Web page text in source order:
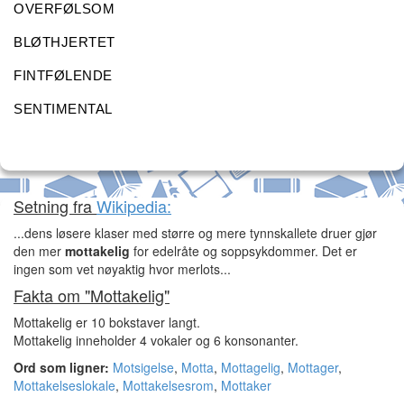
OVERFØLSOM
BLØTHJERTET
FINTFØLENDE
SENTIMENTAL
Setning fraWikipedia:
...dens løsere klaser med større og mere tynnskallete druer gjør
den mer mottakelig for edelråte og soppsykdommer. Det er
ingen som vet nøyaktig hvor merlots...
Fakta om "Mottakelig"
Mottakelig er 10 bokstaver langt.
Mottakelig inneholder 4 vokaler og 6 konsonanter.
Ord som ligner: Motsigelse, Motta, Mottagelig, Mottager,
Mottakelseslokale, Mottakelsesrom, Mottaker